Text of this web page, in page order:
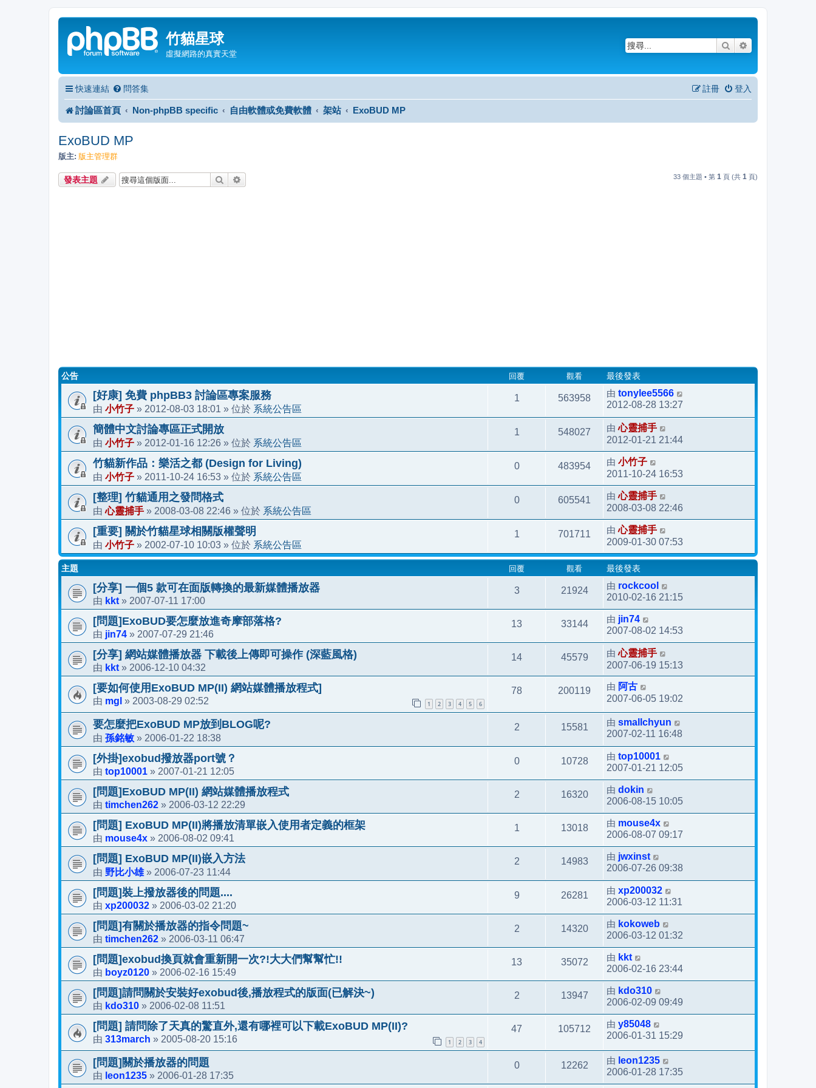
竹貓星球
虛擬網路的真實天堂
搜尋
快速連結 問答集 登入
註冊
討論區首頁 Non-phpBB specific 自由軟體或免費軟體 架站 ExoBUD MP
ExoBUD MP
版主: 版主管理群
發表主題 搜尋 33 個主題 • 第 1 頁 (共 1 頁)
公告 回覆 觀看 最後發表
[好康] 免費 phpBB3 討論區專案服務
由 小竹子 » 2012-08-03 18:01 » 位於 系統公告區
1 563958 由 tonylee5566
2012-08-28 13:27
簡體中文討論專區正式開放
由 小竹子 » 2012-01-16 12:26 » 位於 系統公告區
1 548027 由心靈捕手
2012-01-21 21:44
竹貓新作品：樂活之都 (Design for Living)
由 小竹子 » 2011-10-24 16:53 » 位於 系統公告區
0 483954 由 小竹子
2011-10-24 16:53
[整理] 竹貓通用之發問格式
由心靈捕手 » 2008-03-08 22:46 » 位於 系統公告區
0 605541 由心靈捕手
2008-03-08 22:46
[重要] 關於竹貓星球相關版權聲明
由 小竹子 » 2002-07-10 10:03 » 位於 系統公告區
1 701711 由心靈捕手
2009-01-30 07:53
主題 回覆 觀看 最後發表
[分享] 一個5 款可在面版轉換的最新媒體播放器
由 kkt » 2007-07-11 17:00
3 21924 由 rockcool
2010-02-16 21:15
[問題]ExoBUD要怎麼放進奇摩部落格?
由 jin74 » 2007-07-29 21:46
13 33144 由 jin74
2007-08-02 14:53
[分享] 網站媒體播放器 下載後上傳即可操作 (深藍風格)
由 kkt » 2006-12-10 04:32
14 45579 由心靈捕手
2007-06-19 15:13
[要如何使用ExoBUD MP(II) 網站媒體播放程式]
由 mgl » 2003-08-29 02:52 1 2 3 4 5 6
78 200119 由 阿古
2007-06-05 19:02
要怎麼把ExoBUD MP放到BLOG呢?
由 孫銘敏 » 2006-01-22 18:38
2 15581 由 smallchyun
2007-02-11 16:48
[外掛]exobud撥放器port號？
由 top10001 » 2007-01-21 12:05
0 10728 由 top10001
2007-01-21 12:05
[問題]ExoBUD MP(II) 網站媒體播放程式
由 timchen262 » 2006-03-12 22:29
2 16320 由 dokin
2006-08-15 10:05
[問題] ExoBUD MP(II)將播放清單嵌入使用者定義的框架
由 mouse4x » 2006-08-02 09:41
1 13018 由 mouse4x
2006-08-07 09:17
[問題] ExoBUD MP(II)嵌入方法
由 野比小雄» 2006-07-23 11:44
2 14983 由 jwxinst
2006-07-26 09:38
[問題]裝上撥放器後的問題....
由 xp200032 » 2006-03-02 21:20
9 26281 由 xp200032
2006-03-12 11:31
[問題]有關於播放器的指令問題~
由 timchen262 » 2006-03-11 06:47
2 14320 由 kokoweb
2006-03-12 01:32
[問題]exobud換頁就會重新開一次?!大大們幫幫忙!!
由 boyz0120 » 2006-02-16 15:49
13 35072 由 kkt
2006-02-16 23:44
[問題]請問關於安裝好exobud後,播放程式的版面(已解決~)
由 kdo310 » 2006-02-08 11:51
2 13947 由 kdo310
2006-02-09 09:49
[問題] 請問除了天真的驚直外,還有哪裡可以下載ExoBUD MP(II)?
由 313march » 2005-08-20 15:16 1 2 3 4
47 105712 由 y85048
2006-01-31 15:29
[問題]關於播放器的問題
由 leon1235 » 2006-01-28 17:35
0 12262 由 leon1235
2006-01-28 17:35